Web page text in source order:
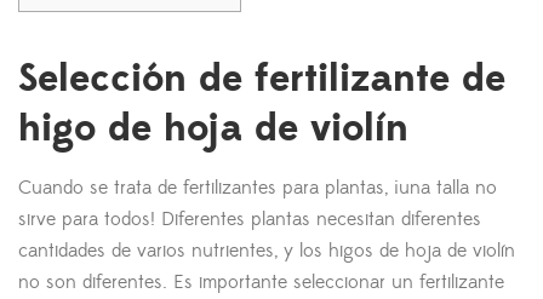
Selección de fertilizante de
higo de hoja de violín
Cuando se trata de fertilizantes para plantas, ¡una talla no
sirve para todos! Diferentes plantas necesitan diferentes
cantidades de varios nutrientes, y los higos de hoja de violín
no son diferentes. Es importante seleccionar un fertilizante